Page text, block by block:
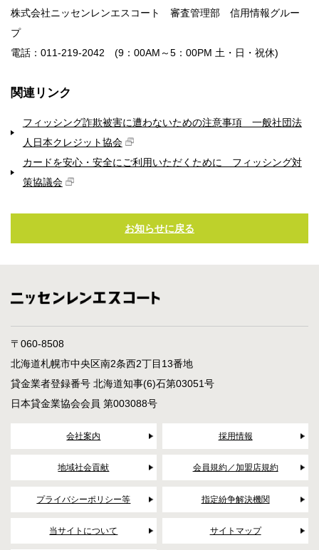
株式会社ニッセンレンエスコート 審査管理部 信用情報グルー
プ
電話：011-219-2042 (9：00AM～5：00PM 土・日・祝休)
関連リンク
フィッシング詐欺被害に遭わないための注意事項 一般社団法
人日本クレジット協会
カードを安心・安全にご利用いただくために フィッシング対
策協議会
お知らせに戻る
〒060-8508
北海道札幌市中央区南2条西2丁目13番地
貸金業者登録番号 北海道知事(6)石第03051号
日本貸金業協会会員 第003088号
会社案内 採用情報
地域社会貢献 会員規約／加盟店規約
プライバシーポリシー等 指定紛争解決機関
当サイトについて サイトマップ